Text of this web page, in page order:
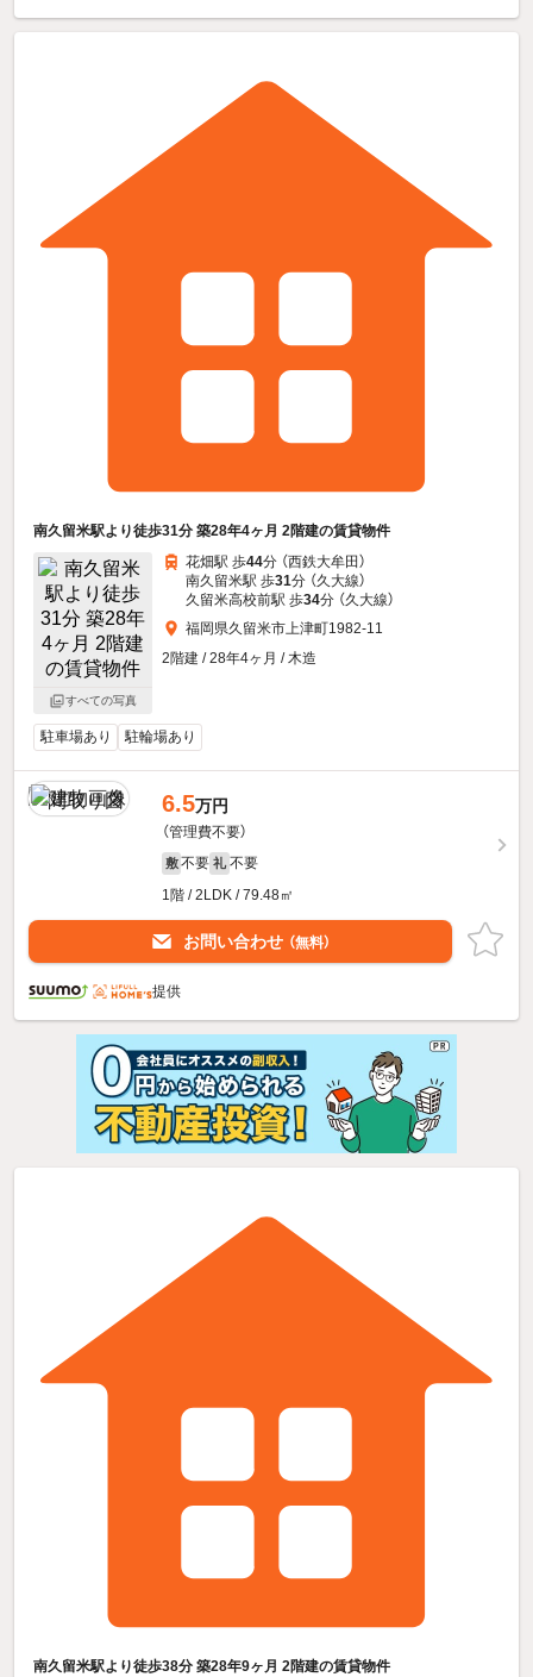
南久留米駅より徒歩31分 築28年4ヶ月 2階建の賃貸物件
すべての写真
花畑駅 歩44分 （西鉄大牟田）
南久留米駅 歩31分 （久大線）
久留米高校前駅 歩34分 （久大線）
福岡県久留米市上津町1982-11
2階建 / 28年4ヶ月 / 木造
駐車場あり 駐輪場あり
6.5万円
（管理費不要）
敷 不要 礼 不要
1階 / 2LDK / 79.48㎡
お問い合わせ （無料）
提供
南久留米駅より徒歩38分 築28年9ヶ月 2階建の賃貸物件